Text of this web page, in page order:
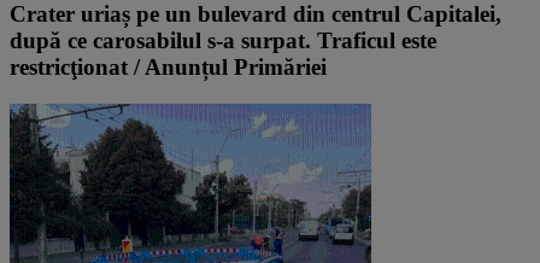
Crater uriaș pe un bulevard din centrul Capitalei,
după ce carosabilul s-a surpat. Traficul este
restricţionat / Anunțul Primăriei